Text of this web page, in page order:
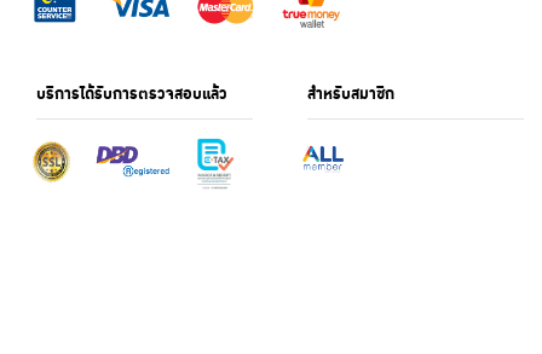
บริการได้รับการตรวจสอบแล้ว สำหรับสมาชิก